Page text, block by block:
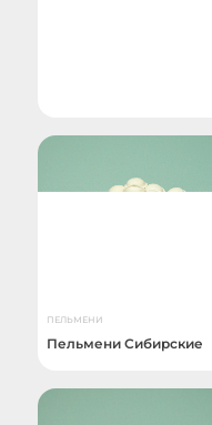
ПЕЛЬМЕНИ
Пельмени Сибирские